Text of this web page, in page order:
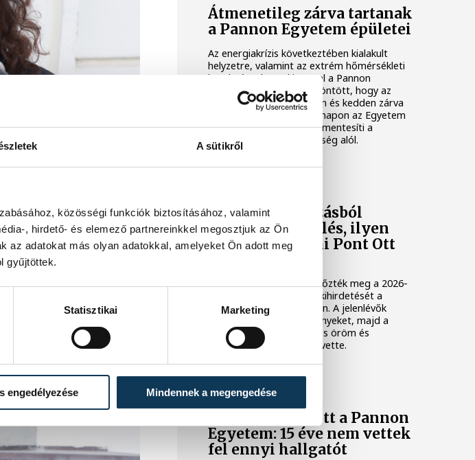
A sütikről
közösségi funkciók biztosításához, valamint
, hirdető- és elemező partnereinkkel megosztjuk az Ön
az adatokat más olyan adatokkal, amelyeket Ön adott meg
gyűjtöttek.
Statisztikai Marketing
engedélyezése Mindennek a megengedése
Átmenetileg zárva tartanak
a Pannon Egyetem épületei
Az energiakrízis következtében kialakult
helyzetre, valamint az extrém hőmérsékleti
körülményekre tekintettel a Pannon
Egyetem vezetése úgy döntött, hogy az
intézmény épületei hétfőn és kedden zárva
tartanak. Az érintett két napon az Egyetem
valamennyi munkatársát mentesíti a
munkavégzési kötelezettség alól.
Feszült várakozásból
önfeledt ünneplés, ilyen
volt a veszprémi Pont Ott
Izgalommal teli percek előzték meg a 2026-
os felvételi ponthatárok kihirdetését a
veszprémi Pont Ott Partin. A jelenlévők
együtt várták az eredményeket, majd a
sikeres felvételiket hangos öröm és
felszabadult ünneplés követte.
Rekordot döntött a Pannon
Egyetem: 15 éve nem vettek
fel ennyi hallgatót